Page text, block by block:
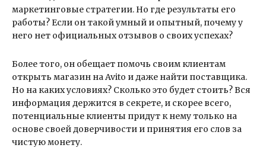
маркетинговые стратегии. Но где результаты его
работы? Если он такой умный и опытный, почему у
него нет официальных отзывов о своих успехах?
Более того, он обещает помочь своим клиентам
открыть магазин на Avito и даже найти поставщика.
Но на каких условиях? Сколько это будет стоить? Вся
информация держится в секрете, и скорее всего,
потенциальные клиенты придут к нему только на
основе своей доверчивости и принятия его слов за
чистую монету.